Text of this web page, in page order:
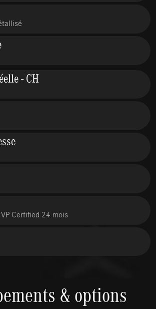
- CH
Certified 24 mois
& options